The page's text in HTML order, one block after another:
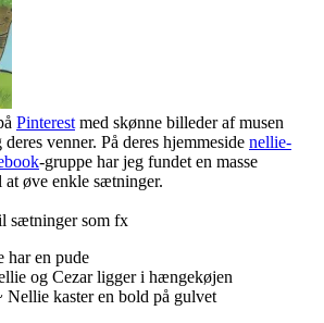
Pinterest med skønne billeder af musen
venner. På deres hjemmeside nellie-
-gruppe har jeg fundet en masse
at øve enkle sætninger.
sætninger som fx
en pude
og Cezar ligger i hængekøjen
kaster en bold på gulvet